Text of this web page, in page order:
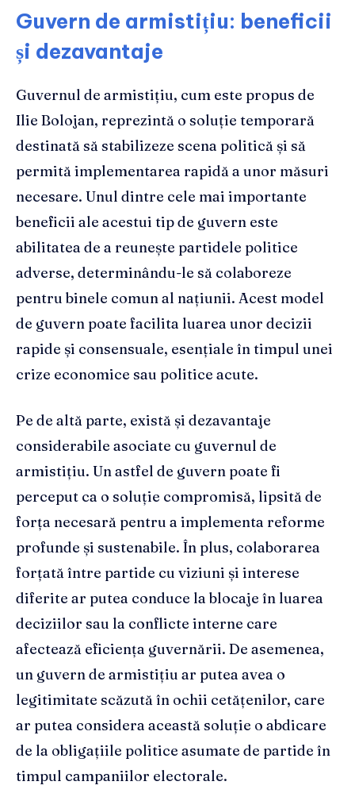
Guvern de armistițiu: beneficii
și dezavantaje
Guvernul de armistițiu, cum este propus de
Ilie Bolojan, reprezintă o soluție temporară
destinată să stabilizeze scena politică și să
permită implementarea rapidă a unor măsuri
necesare. Unul dintre cele mai importante
beneficii ale acestui tip de guvern este
abilitatea de a reunește partidele politice
adverse, determinându-le să colaboreze
pentru binele comun al națiunii. Acest model
de guvern poate facilita luarea unor decizii
rapide și consensuale, esențiale în timpul unei
crize economice sau politice acute.
Pe de altă parte, există și dezavantaje
considerabile asociate cu guvernul de
armistițiu. Un astfel de guvern poate fi
perceput ca o soluție compromisă, lipsită de
forța necesară pentru a implementa reforme
profunde și sustenabile. În plus, colaborarea
forțată între partide cu viziuni și interese
diferite ar putea conduce la blocaje în luarea
deciziilor sau la conflicte interne care
afectează eficiența guvernării. De asemenea,
un guvern de armistițiu ar putea avea o
legitimitate scăzută în ochii cetățenilor, care
ar putea considera această soluție o abdicare
de la obligațiile politice asumate de partide în
timpul campaniilor electorale.